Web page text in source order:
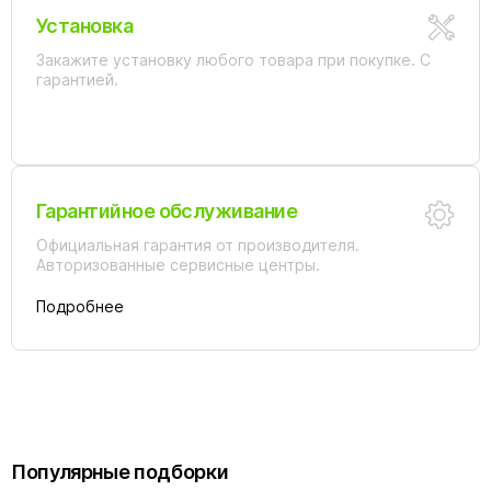
Установка
Закажите установку любого товара при покупке. С
гарантией.
Гарантийное обслуживание
Официальная гарантия от производителя.
Авторизованные сервисные центры.
Подробнее
Популярные подборки